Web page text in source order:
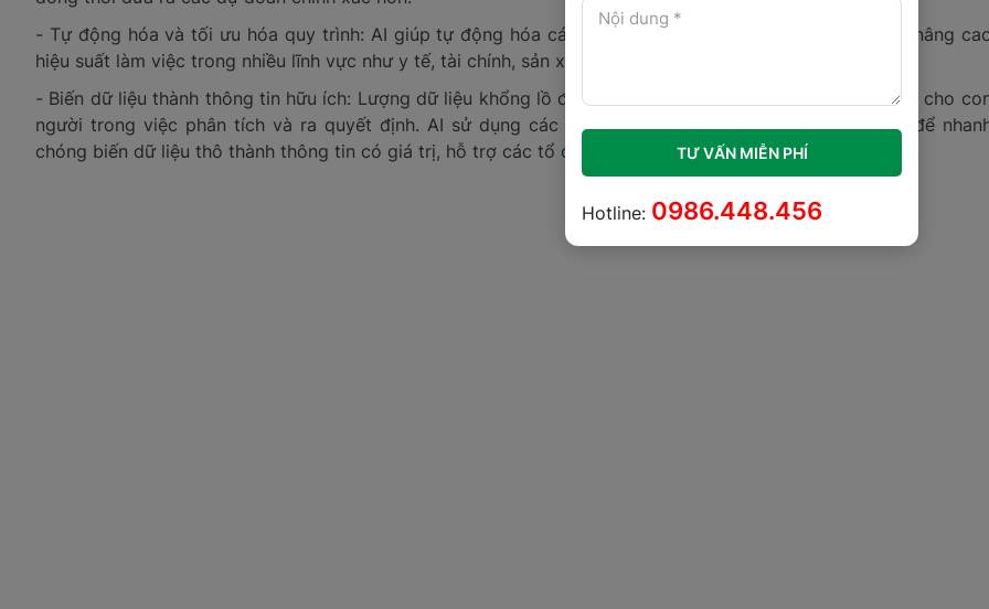
- Tự động hóa và tối ưu hóa quy trình: AI giúp tự động hóa các tác vụ phức tạp, giảm thiểu sai sót và nâng
hiệu suất làm việc trong nhiều lĩnh vực như y tế, tài chính, sản xuất và thương mại điện tử.
- Biến dữ liệu thành thông tin hữu ích: Lượng dữ liệu khổng lồ được tạo ra mỗi ngày có thể gây khó khăn cho
người trong việc phân tích và ra quyết định. AI sử dụng các thuật toán học máy (Machine Learning) để
chóng biến dữ liệu thô thành thông tin có giá trị, hỗ trợ các tổ chức đưa ra quyết định chính xác hơn.
TƯ VẤN MIỄN PHÍ
Hotline: 0986.448.456